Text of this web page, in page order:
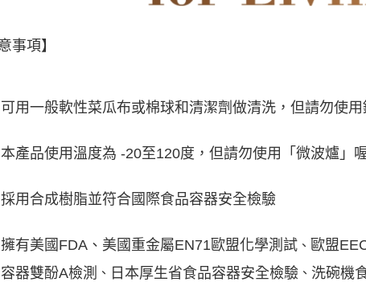
事項】
可用一般軟性菜瓜布或棉球和清潔劑做清洗，但請勿使
本產品使用溫度為 -20至120度，但請勿使用「微波爐」喔
採用合成樹脂並符合國際食品容器安全檢驗
擁有美國FDA、美國重金屬EN71歐盟化學測試 、 歐盟
容器雙酚A檢測 、 日本厚生省食品容器安全檢驗 、 洗碗機